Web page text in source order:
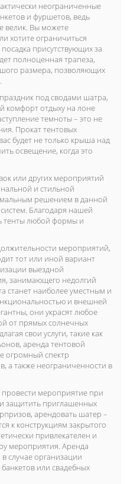
неограниченные
и фуршетов, ведь
велик. Вы можете
хотите ограничиться
присутствующих за
полноценная трапеза,
размера, позволяющих
под сводами шатра,
комфорт отдыху на лоне
темноты – это не
Прокат тентовых
будет не только крыша над
освещение, когда это
или других мероприятий
и стильной
решением в данной
Благодаря нашей
тенты любой формы и
мероприятий,
тот или иной вариант
выездной
занимающего недолгий
станет наиболее уместным и
и внешней
они украсят любое
от прямых солнечных
свои услуги, такие как
аренда тентовой
огромный спектр
а также неограниченности в
мероприятие при
защитить приглашенных
арендовать шатер –
к конструкциям закрытого
привлекателен и
мероприятия. Аренда
случае организации
или свадебных